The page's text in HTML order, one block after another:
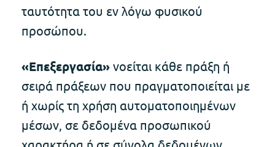
ταυτότητα του εν λόγω φυσικού
προσώπου.
«Επεξεργασία» νοείται κάθε πράξη ή
σειρά πράξεων που πραγματοποιείται με
ή χωρίς τη χρήση αυτοματοποιημένων
μέσων, σε δεδομένα προσωπικού